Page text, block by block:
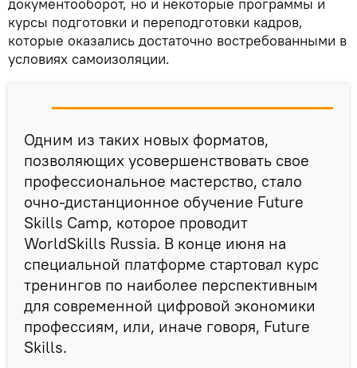
курсы подготовки и переподготовки кадров,
которые оказались достаточно востребованными в
условиях самоизоляции.
Одним из таких новых форматов,
позволяющих усовершенствовать свое
профессиональное мастерство, стало
очно-дистанционное обучение Future
Skills Camp, которое проводит
WorldSkills Russia. В конце июня на
специальной платформе стартовал курс
тренингов по наиболее перспективным
для современной цифровой экономики
профессиям, или, иначе говоря, Future
Skills.